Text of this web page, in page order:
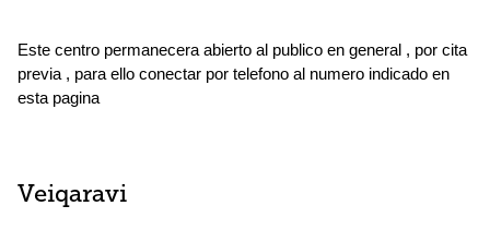
Este centro permanecera abierto al publico en general , por cita
previa , para ello conectar por telefono al numero indicado en
esta pagina
Veiqaravi